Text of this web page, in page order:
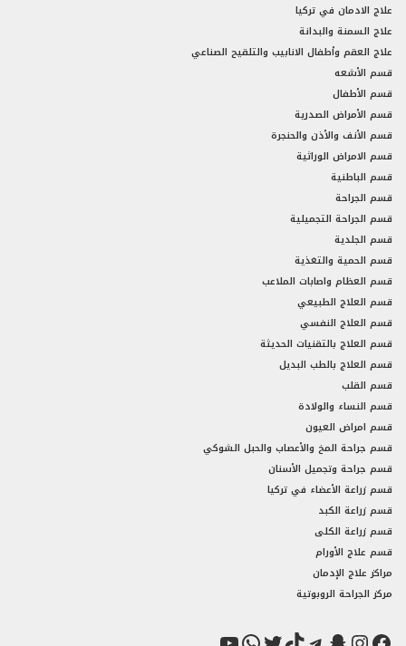
علاج الادمان في تركيا
علاج السمنة والبدانة
علاج العقم وأطفال الانابيب والتلقيح الصناعي
قسم الأشعه
قسم الأطفال
قسم الأمراض الصدرية
قسم الأنف والأذن والحنجرة
قسم الامراض الوراثية
قسم الباطنية
قسم الجراحة
قسم الجراحة التجميلية
قسم الجلدية
قسم الحمية والتغذية
قسم العظام واصابات الملاعب
قسم العلاج الطبيعي
قسم العلاج النفسي
قسم العلاج بالتقنيات الحديثة
قسم العلاج بالطب البديل
قسم القلب
قسم النساء والولادة
قسم امراض العيون
قسم جراحة المخ والأعصاب والحبل الشوكي
قسم جراحة وتجميل الأسنان
قسم زراعة الأعضاء في تركيا
قسم زراعة الكبد
قسم زراعة الكلى
قسم علاج الأورام
مراكز علاج الإدمان
مركز الجراحة الروبوتية